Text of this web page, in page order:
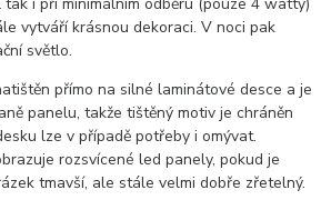
vytváří krásnou dekoraci. V noci pak
světlo.
přímo na silné laminátové desce a je
panelu, takže tištěný motiv je chráněn
lze v případě potřeby i omývat.
rozsvícené led panely, pokud je
tmavší, ale stále velmi dobře zřetelný.